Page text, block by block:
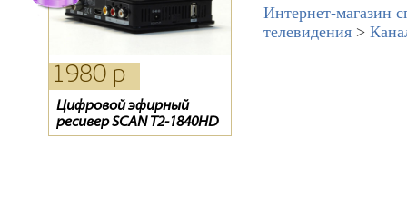
1980 р
Цифровой эфирный
ресивер SCAN T2-1840HD
1750 р
D-Сolor 1301HD
0 р
Обмен «0»
Интернет-магазин
телевидения >